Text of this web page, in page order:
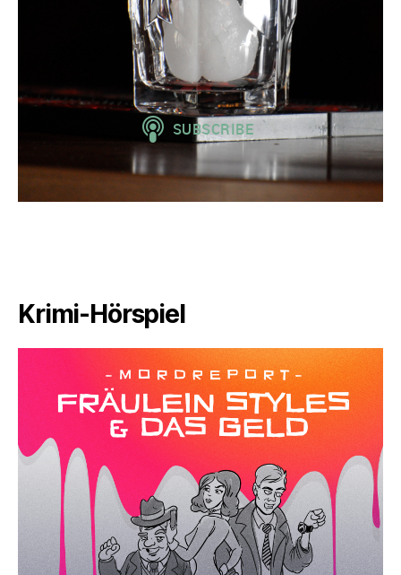
Krimi-Hörspiel